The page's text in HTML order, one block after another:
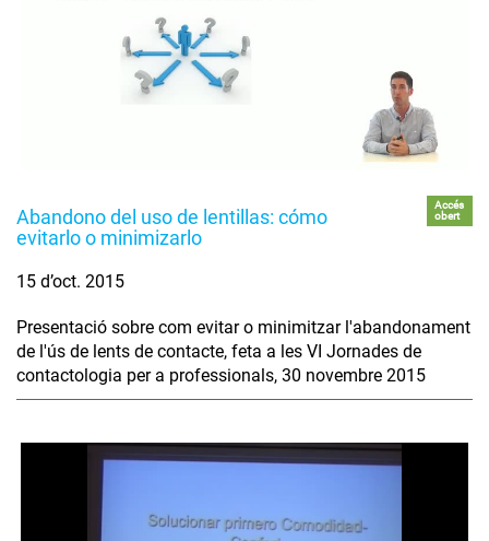
Abandono del uso de lentillas: cómo
evitarlo o minimizarlo
Accés
obert
15 d’oct. 2015
Presentació sobre com evitar o minimitzar l'abandonament
de l'ús de lents de contacte, feta a les VI Jornades de
contactologia per a professionals, 30 novembre 2015